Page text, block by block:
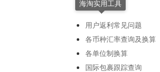
海淘实用工具
用户返利常见问题
各币种汇率查询及换算
各单位制换算
国际包裹跟踪查询